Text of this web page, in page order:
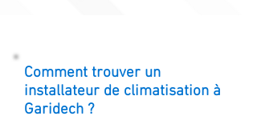
Comment trouver un
installateur de climatisation à
Garidech ?